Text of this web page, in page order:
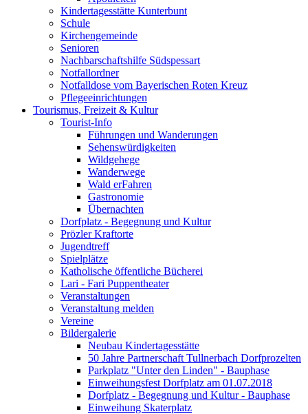
Kindertagesstätte Kunterbunt
Schule
Kirchengemeinde
Senioren
Nachbarschaftshilfe Südspessart
Notfallordner
Notfalldose vom Bayerischen Roten Kreuz
Pflegeeinrichtungen
Tourismus, Freizeit & Kultur
Tourist-Info
Führungen und Wanderungen
Sehenswürdigkeiten
Wildgehege
Wanderwege
Wald erFahren
Gastronomie
Übernachten
Dorfplatz - Begegnung und Kultur
Prözler Kraftorte
Jugendtreff
Spielplätze
Katholische öffentliche Bücherei
Lari - Fari Puppentheater
Veranstaltungen
Veranstaltung melden
Vereine
Bildergalerie
Neubau Kindertagesstätte
50 Jahre Partnerschaft Tullnerbach Dorfprozelten
Parkplatz "Unter den Linden" - Bauphase
Einweihungsfest Dorfplatz am 01.07.2018
Dorfplatz - Begegnung und Kultur - Bauphase
Einweihung Skaterplatz